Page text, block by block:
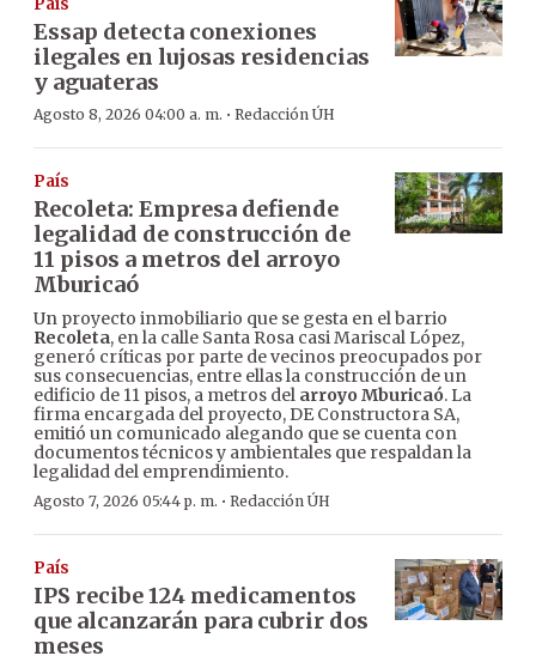
País
Essap detecta conexiones
ilegales en lujosas residencias
y aguateras
Agosto 8, 2026 04:00 a. m. · Redacción ÚH
País
Recoleta: Empresa defiende
legalidad de construcción de
11 pisos a metros del arroyo
Mburicaó
Un proyecto inmobiliario que se gesta en el barrio
Recoleta, en la calle Santa Rosa casi Mariscal López,
generó críticas por parte de vecinos preocupados por
sus consecuencias, entre ellas la construcción de un
edificio de 11 pisos, a metros del arroyo Mburicaó. La
firma encargada del proyecto, DE Constructora SA,
emitió un comunicado alegando que se cuenta con
documentos técnicos y ambientales que respaldan la
legalidad del emprendimiento.
Agosto 7, 2026 05:44 p. m. · Redacción ÚH
País
IPS recibe 124 medicamentos
que alcanzarán para cubrir dos
meses